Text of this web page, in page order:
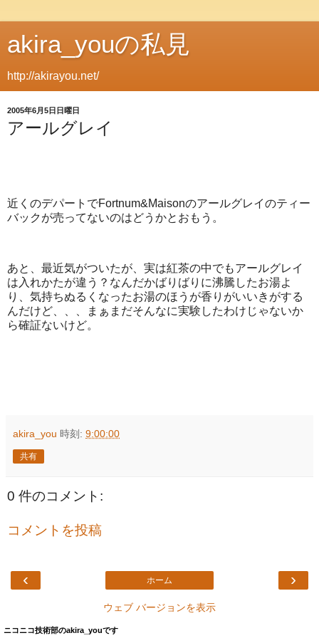
akira_youの私見
http://akirayou.net/
2005年6月5日日曜日
アールグレイ
近くのデパートでFortnum&Maisonのアールグレイのティー
バックが売ってないのはどうかとおもう。
あと、最近気がついたが、実は紅茶の中でもアールグレイ
は入れかたが違う？なんだかばりばりに沸騰したお湯よ
り、気持ちぬるくなったお湯のほうが香りがいいきがする
んだけど、、、まぁまだそんなに実験したわけじゃないか
ら確証ないけど。
akira_you 時刻: 9:00:00
共有
0 件のコメント:
コメントを投稿
‹ ›
ホーム
ウェブ バージョンを表示
ニコニコ技術部のakira_youです